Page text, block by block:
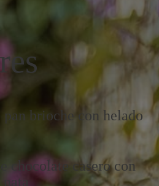
brioche con helado
chocolate casero con